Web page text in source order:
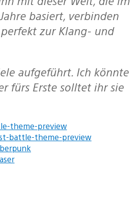
basiert, verbinden
zur Klang- und
fürs Erste solltet ihr sie
theme-preview
battle-theme-preview